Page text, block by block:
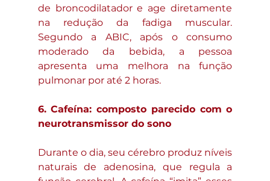
de broncodilatador e age diretamente
na redução da fadiga muscular.
Segundo a ABIC, após o consumo
moderado da bebida, a pessoa
apresenta uma melhora na função
pulmonar por até 2 horas.
6. Cafeína: composto parecido com o
neurotransmissor do sono
Durante o dia, seu cérebro produz níveis
naturais de adenosina, que regula a